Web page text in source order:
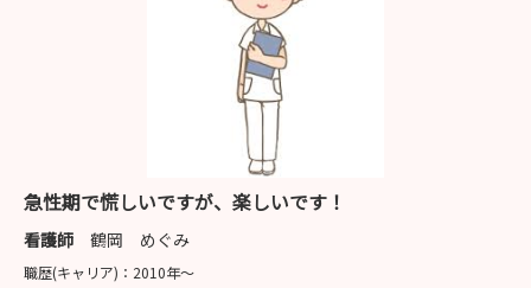
急性期で慌しいですが、楽しいです！
看護師 鶴岡 めぐみ
職歴(キャリア)： 2010年〜